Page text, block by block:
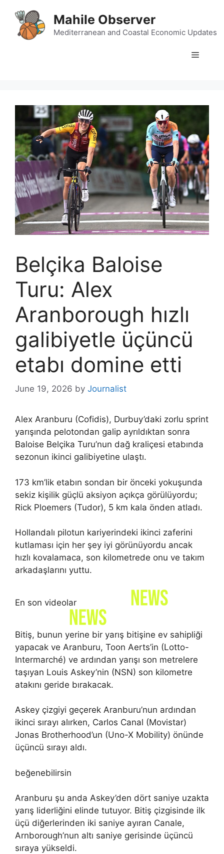
content
Mahile Observer
Mediterranean and Coastal Economic Updates
Menu
Belçika Baloise
Turu: Alex
Aranborough hızlı
galibiyetle üçüncü
etabı domine etti
June 19, 2026 by Journalist
Alex Aranburu (Cofidis), Durbuy’daki zorlu sprint
yarışında pelotondan galip ayrıldıktan sonra
Baloise Belçika Turu’nun dağ kraliçesi etabında
sezonun ikinci galibiyetine ulaştı.
173 km’lik etabın sondan bir önceki yokuşunda
sekiz kişilik güçlü aksiyon açıkça görülüyordu;
Rick Ploemers (Tudor), 5 km kala önden atladı.
Hollandalı pilotun kariyerindeki ikinci zaferini
kutlaması için her şey iyi görünüyordu ancak
hızlı kovalamaca, son kilometrede onu ve takım
arkadaşlarını yuttu.
En son videolar
Bitiş, bunun yerine bir yarış bitişine ev sahipliği
yapacak ve Aranburu, Toon Aerts’in (Lotto-
Intermarché) ve ardından yarışı son metrelere
taşıyan Louis Askey’nin (NSN) son kilometre
atakını geride bırakacak.
Askey çizgiyi geçerek Aranburu’nun ardından
ikinci sırayı alırken, Carlos Canal (Movistar)
Jonas Brotherhood’un (Uno-X Mobility) önünde
üçüncü sırayı aldı.
beğenebilirsin
Aranburu şu anda Askey’den dört saniye uzakta
yarış liderliğini elinde tutuyor. Bitiş çizgisinde ilk
üçü diğerlerinden iki saniye ayıran Canale,
Arnborough’nun altı saniye gerisinde üçüncü
sıraya yükseldi.